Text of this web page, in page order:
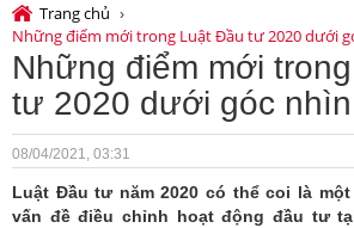
Trang chủ ›
Những điểm mới trong Luật Đầu tư 2020 dưới
Những điểm mới
tư 2020 dưới góc
08/04/2021, 03:31
Luật Đầu tư năm 2020 có thể coi là
vấn đề điều chỉnh hoạt động đầu tư